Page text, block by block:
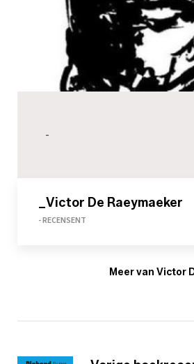
-
_Victor De Raeymaeker
- RECENSENT
Meer van Victor